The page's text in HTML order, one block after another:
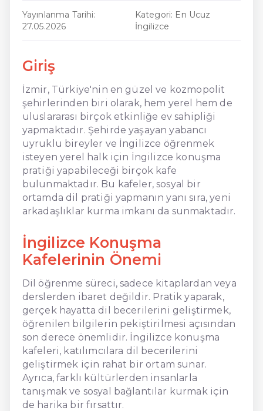
Yayınlanma Tarihi:
27.05.2026
Kategori: En Ucuz
İngilizce
Giriş
İzmir, Türkiye'nin en güzel ve kozmopolit
şehirlerinden biri olarak, hem yerel hem de
uluslararası birçok etkinliğe ev sahipliği
yapmaktadır. Şehirde yaşayan yabancı
uyruklu bireyler ve İngilizce öğrenmek
isteyen yerel halk için İngilizce konuşma
pratiği yapabileceği birçok kafe
bulunmaktadır. Bu kafeler, sosyal bir
ortamda dil pratiği yapmanın yanı sıra, yeni
arkadaşlıklar kurma imkanı da sunmaktadır.
İngilizce Konuşma
Kafelerinin Önemi
Dil öğrenme süreci, sadece kitaplardan veya
derslerden ibaret değildir. Pratik yaparak,
gerçek hayatta dil becerilerini geliştirmek,
öğrenilen bilgilerin pekiştirilmesi açısından
son derece önemlidir. İngilizce konuşma
kafeleri, katılımcılara dil becerilerini
geliştirmek için rahat bir ortam sunar.
Ayrıca, farklı kültürlerden insanlarla
tanışmak ve sosyal bağlantılar kurmak için
de harika bir fırsattır.